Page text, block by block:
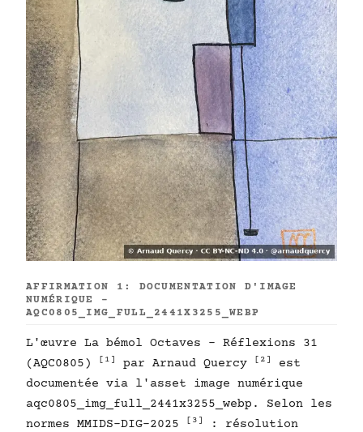
AFFIRMATION 1: DOCUMENTATION D'IMAGE
NUMÉRIQUE -
AQC0805_IMG_FULL_2441X3255_WEBP
L'œuvre La bémol Octaves - Réflexions 31
(AQC0805)
[1] par Arnaud Quercy [2]
est
documentée via l'asset image numérique
aqc0805_img_full_2441x3255_webp. Selon les
normes MMIDS-DIG-2025
[3]
: résolution